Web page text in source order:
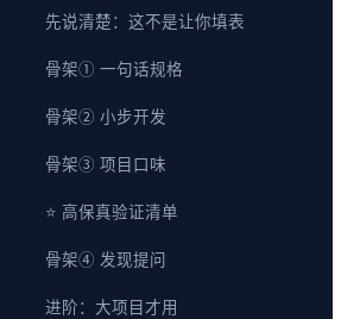
先说清楚：这不是让你填表
骨架① 一句话规格
骨架② 小步开发
骨架③ 项目口味
⭐ 高保真验证清单
骨架④ 发现提问
进阶：大项目才用